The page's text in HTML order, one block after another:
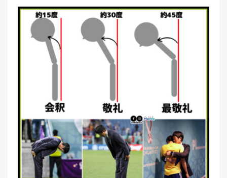
o
s
t
e
d
o